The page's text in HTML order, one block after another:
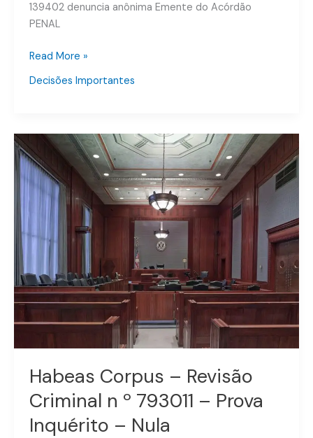
139402 denuncia anônima Emente do Acórdão
PENAL
Read More »
Decisões Importantes
Habeas Corpus – Revisão
Criminal n º 793011 – Prova
Inquérito – Nula
Habeas
Corpus
–
Revisão
Criminal
º
793011
–
Prova
Inquérito
–